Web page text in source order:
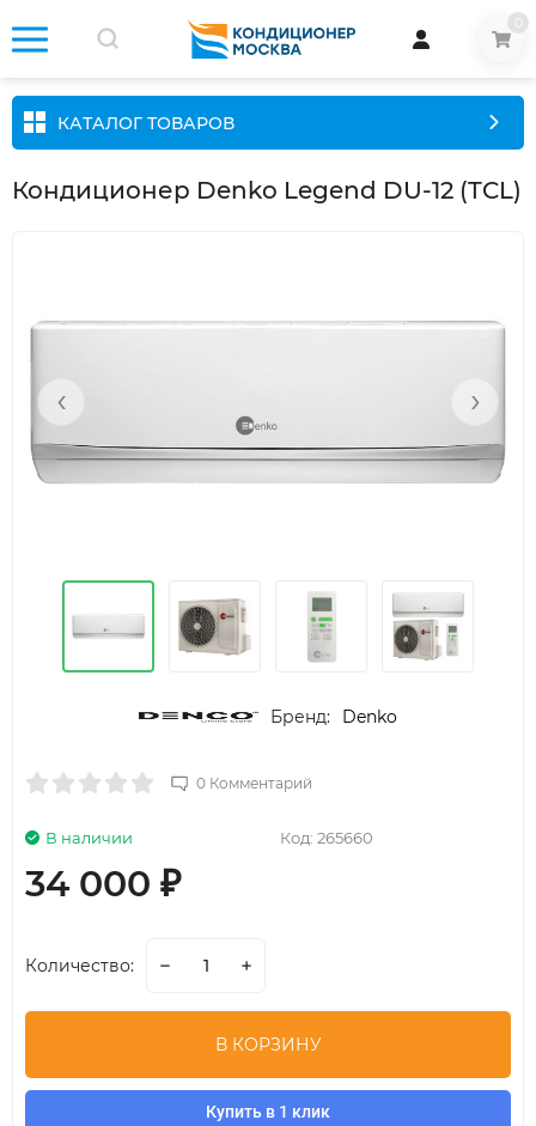
КАТАЛОГ ТОВАРОВ
Кондиционер Denko Legend DU-12 (TCL)
‹ ›
Бренд: Denko
0 Комментарий
Код: 265660
В наличии
34 000 ₽
Количество:
В КОРЗИНУ
Купить в 1 клик